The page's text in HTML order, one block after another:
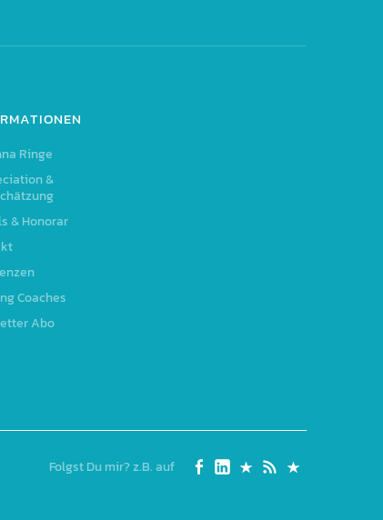
Ringe
&
& Honorar
Coaches
Abo
Folgst Du mir? z.B. auf